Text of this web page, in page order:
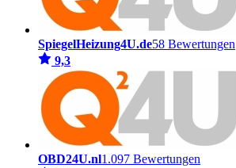
SpiegelHeizung4U.de58 Bewertungen
9,3
OBD24U.nl1.097 Bewertungen